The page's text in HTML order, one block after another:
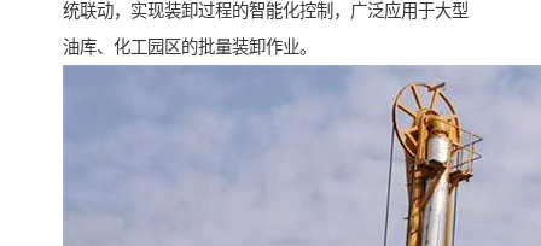
统联动，实现装卸过程的智能化控制，广泛应用于大型
油库、化工园区的批量装卸作业。